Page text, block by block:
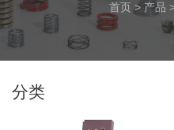
首页 > 产品
分类